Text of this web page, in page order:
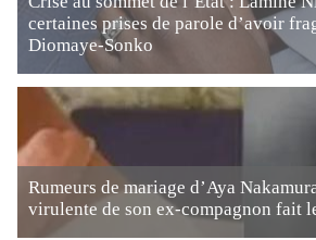
certaines prises de parole d’avoir
Diomaye-Sonko
Rumeurs de mariage d’Aya
virulente de son ex-compagnon fait